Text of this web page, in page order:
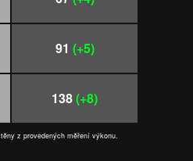
91 (+5)
138(+8)
z provedených měření výkonu.